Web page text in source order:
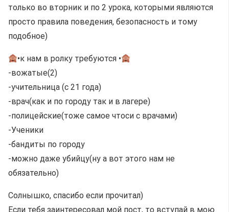
только во вторник и по 2 урока, которыми являются
просто правила поведения, безопасность и тому
подобное)
•к нам в ролку требуются •
-вожатые(2)
-учительница (с 21 года)
-врач(как и по городу так и в лагере)
-полицейские(тоже самое чтоси с врачами)
-Ученики
-бандиты по городу
-можно даже убийцу(ну а вот этого нам не
обязательно)
Солнышко, спасибо если прочитал)
Если тебя заинтересовал мой пост, то вступай в мою